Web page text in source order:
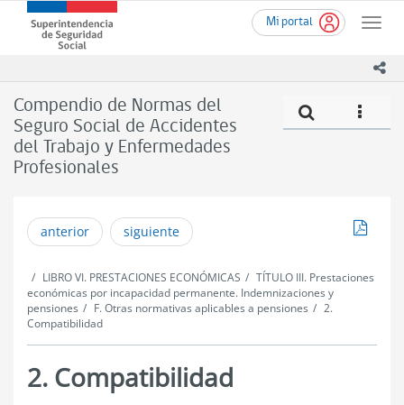
contenido
Mi portal
Toggle
Superintendencia
de
(SUSESO)
-
Gobierno
de
Chile
Compendio de Normas del
Seguro Social de Accidentes
del Trabajo y Enfermedades
Profesionales
icono
anterior siguiente
LIBRO VI. PRESTACIONES ECONÓMICAS
TÍTULO III. Prestaciones
económicas por incapacidad permanente. Indemnizaciones y
pensiones
F. Otras normativas aplicables a pensiones
2.
Compatibilidad
2. Compatibilidad